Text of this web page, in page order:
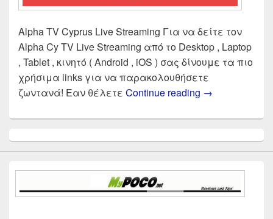
Alpha TV Cyprus Live Streaming Για να δείτε τον
Alpha Cy TV Live Streaming από το Desktop , Laptop
, Tablet , κινητό ( Android , iOS ) σας δίνουμε τα πιο
χρήσιμα links για να παρακολουθήσετε
ζωντανά! Εαν θέλετε Continue reading ALPHA TV
→
Sidebar
Widget